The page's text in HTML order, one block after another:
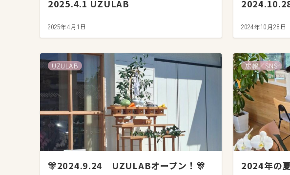
2025.4.1 UZULAB
2025年4月1日 2024年10月28日
UZULAB
🎊2024.9.24 UZULABオープン！🎊
広報／SNS
2024年の